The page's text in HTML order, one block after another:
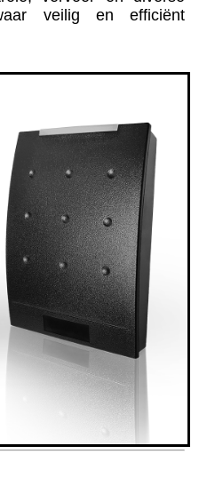
veilig en efficiënt